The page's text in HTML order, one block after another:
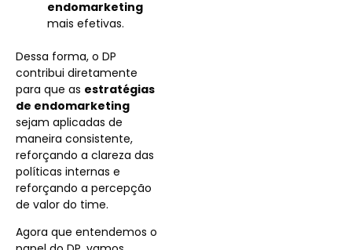
endomarketing
mais efetivas.
Dessa forma, o DP
contribui diretamente
para que as estratégias
de endomarketing
sejam aplicadas de
maneira consistente,
reforçando a clareza das
políticas internas e
reforçando a percepção
de valor do time.
Agora que entendemos o